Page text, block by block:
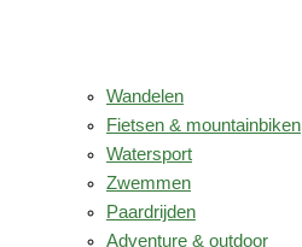
Wandelen
Fietsen & mountainbiken
Watersport
Zwemmen
Paardrijden
Adventure & outdoor